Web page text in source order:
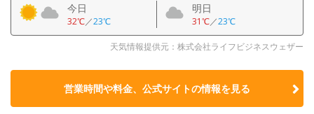
今日
32℃／23℃
明日
31℃／23℃
天気情報提供元：株式会社ライフビジネスウェザー
営業時間や料金、公式サイトの情報を見る